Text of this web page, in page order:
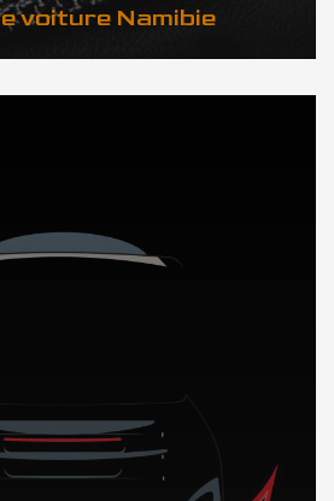
voiture Namibie
IMPORTATION AUTO en Namibie